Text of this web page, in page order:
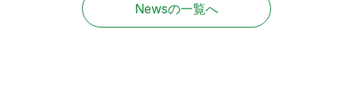
Newsの一覧へ